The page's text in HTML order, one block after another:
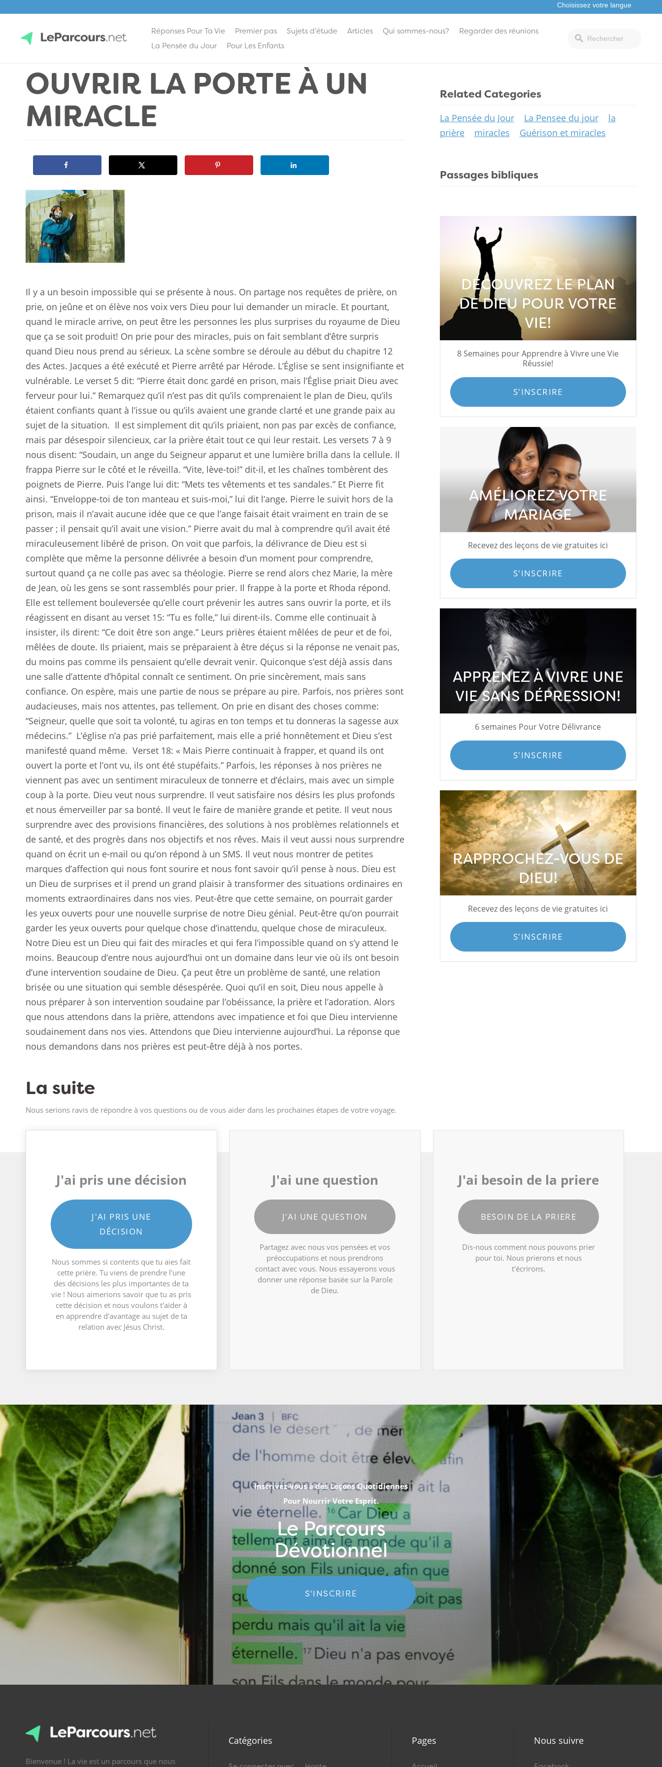
contentLeParcours.net
Réponses Pour Ta Vie Premier pas Sujets d’étude Articles Qui sommes-nous?
Regarder des réunions
La Pensée du Jour
Pour Les Enfants
OUVRIR LA PORTE À UN
MIRACLE
Il y a un besoin impossible qui se présente à nous. On partage nos requêtes de prière, on
prie, on jeûne et on élève nos voix vers Dieu pour lui demander un miracle. Et pourtant,
quand le miracle arrive, on peut être les personnes les plus surprises du royaume de Dieu
que ça se soit produit! On prie pour des miracles, puis on fait semblant d’être surpris
quand Dieu nous prend au sérieux. La scène sombre se déroule au début du chapitre 12
des Actes. Jacques a été exécuté et Pierre arrêté par Hérode. L’Église se sent insignifiante et
vulnérable. Le verset 5 dit: “Pierre était donc gardé en prison, mais l’Église priait Dieu avec
ferveur pour lui.” Remarquez qu’il n’est pas dit qu’ils comprenaient le plan de Dieu, qu’ils
étaient confiants quant à l’issue ou qu’ils avaient une grande clarté et une grande paix au
sujet de la situation. Il est simplement dit qu’ils priaient, non pas par excès de confiance,
mais par désespoir silencieux, car la prière était tout ce qui leur restait. Les versets 7 à 9
nous disent: “Soudain, un ange du Seigneur apparut et une lumière brilla dans la cellule. Il
frappa Pierre sur le côté et le réveilla. “Vite, lève-toi!” dit-il, et les chaînes tombèrent des
poignets de Pierre. Puis l’ange lui dit: “Mets tes vêtements et tes sandales.” Et Pierre fit
ainsi. “Enveloppe-toi de ton manteau et suis-moi,” lui dit l’ange. Pierre le suivit hors de la
prison, mais il n’avait aucune idée que ce que l’ange faisait était vraiment en train de se
passer ; il pensait qu’il avait une vision.” Pierre avait du mal à comprendre qu’il avait été
miraculeusement libéré de prison. On voit que parfois, la délivrance de Dieu est si
complète que même la personne délivrée a besoin d’un moment pour comprendre,
surtout quand ça ne colle pas avec sa théologie. Pierre se rend alors chez Marie, la mère
de Jean, où les gens se sont rassemblés pour prier. Il frappe à la porte et Rhoda répond.
Elle est tellement bouleversée qu’elle court prévenir les autres sans ouvrir la porte, et ils
réagissent en disant au verset 15: “Tu es folle,” lui dirent-ils. Comme elle continuait à
insister, ils dirent: “Ce doit être son ange.” Leurs prières étaient mêlées de peur et de foi,
mêlées de doute. Ils priaient, mais se préparaient à être déçus si la réponse ne venait pas,
du moins pas comme ils pensaient qu’elle devrait venir. Quiconque s’est déjà assis dans
une salle d’attente d’hôpital connaît ce sentiment. On prie sincèrement, mais sans
confiance. On espère, mais une partie de nous se prépare au pire. Parfois, nos prières sont
audacieuses, mais nos attentes, pas tellement. On prie en disant des choses comme:
“Seigneur, quelle que soit ta volonté, tu agiras en ton temps et tu donneras la sagesse aux
médecins.” L’église n’a pas prié parfaitement, mais elle a prié honnêtement et Dieu s’est
manifesté quand même. Verset 18: « Mais Pierre continuait à frapper, et quand ils ont
ouvert la porte et l’ont vu, ils ont été stupéfaits.” Parfois, les réponses à nos prières ne
viennent pas avec un sentiment miraculeux de tonnerre et d’éclairs, mais avec un simple
coup à la porte. Dieu veut nous surprendre. Il veut satisfaire nos désirs les plus profonds
et nous émerveiller par sa bonté. Il veut le faire de manière grande et petite. Il veut nous
surprendre avec des provisions financières, des solutions à nos problèmes relationnels et
de santé, et des progrès dans nos objectifs et nos rêves. Mais il veut aussi nous surprendre
quand on écrit un e-mail ou qu’on répond à un SMS. Il veut nous montrer de petites
marques d’affection qui nous font sourire et nous font savoir qu’il pense à nous. Dieu est
un Dieu de surprises et il prend un grand plaisir à transformer des situations ordinaires en
moments extraordinaires dans nos vies. Peut-être que cette semaine, on pourrait garder
les yeux ouverts pour une nouvelle surprise de notre Dieu génial. Peut-être qu’on pourrait
garder les yeux ouverts pour quelque chose d’inattendu, quelque chose de miraculeux.
Notre Dieu est un Dieu qui fait des miracles et qui fera l’impossible quand on s’y attend le
moins. Beaucoup d’entre nous aujourd’hui ont un domaine dans leur vie où ils ont besoin
d’une intervention soudaine de Dieu. Ça peut être un problème de santé, une relation
brisée ou une situation qui semble désespérée. Quoi qu’il en soit, Dieu nous appelle à
nous préparer à son intervention soudaine par l’obéissance, la prière et l’adoration. Alors
que nous attendons dans la prière, attendons avec impatience et foi que Dieu intervienne
soudainement dans nos vies. Attendons que Dieu intervienne aujourd’hui. La réponse que
nous demandons dans nos prières est peut-être déjà à nos portes.
Related Categories
La Pensée du Jour La Pensee du jour
la
prière
miracles Guérison et miracles
Passages bibliques
DÉCOUVREZ LE PLAN
DE DIEU POUR VOTRE
VIE!
8 Semaines pour Apprendre à Vivre une Vie
Réussie!
S'INSCRIRE
AMÉLIOREZ VOTRE
MARIAGE
Recevez des leçons de vie gratuites ici
S'INSCRIRE
APPRENEZ À VIVRE UNE
VIE SANS DÉPRESSION!
6 semaines Pour Votre Délivrance
S'INSCRIRE
RAPPROCHEZ-VOUS DE
DIEU!
Recevez des leçons de vie gratuites ici
S'INSCRIRE
La suite
Nous serions ravis de répondre à vos questions ou de vous aider dans les prochaines étapes de votre voyage.
J'ai pris une décision
J'AI PRIS UNE
DÉCISION
Nous sommes si contents que tu aies fait
cette prière. Tu viens de prendre l'une
des décisions les plus importantes de ta
vie ! Nous aimerions savoir que tu as pris
cette décision et nous voulons t'aider à
en apprendre d'avantage au sujet de ta
relation avec Jésus Christ.
J'ai une question
J'AI UNE QUESTION
Partagez avec nous vos pensées et vos
préoccupations et nous prendrons
contact avec vous. Nous essayerons vous
donner une réponse basée sur la Parole
de Dieu.
J'ai besoin de la priere
BESOIN DE LA PRIERE
Dis-nous comment nous pouvons prier
pour toi. Nous prierons et nous
t'écrirons.
Inscrivez-vous à des Leçons Quotidiennes
Pour Nourrir Votre Esprit.
Le Parcours
Dévotionnel
S'INSCRIRE
Bienvenue ! La vie est un parcours que nous
Catégories Pages Nous suivre